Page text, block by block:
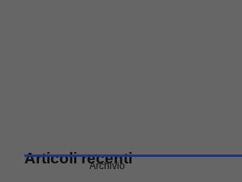
Articoli recenti
Archivio